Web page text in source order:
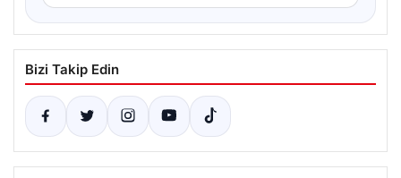
Bizi Takip Edin